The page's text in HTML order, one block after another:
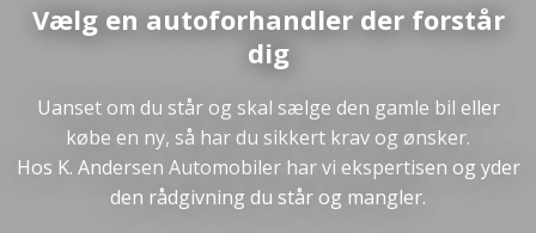
Vælg en autoforhandler der forstår
dig
​Uanset om du står og skal sælge den gamle bil eller
købe en ny, så har du sikkert krav og ønsker.
​Hos K. Andersen Automobiler har vi ekspertisen og yder
den rådgivning du står og mangler.